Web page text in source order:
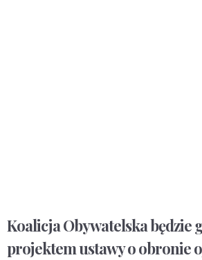
Koalicja Obywatelska będzie
projektem ustawy o obronie